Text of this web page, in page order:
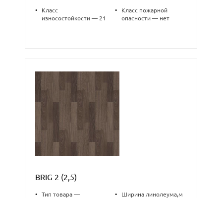
•
Класс
износостойкости — 21
•
Класс пожарной
опасности — нет
BRIG 2 (2,5)
•
Тип товара —
•
Ширина линолеума,м